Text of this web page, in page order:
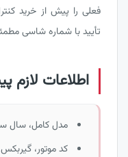
فعلی را پیش از خرید کنترل
تأیید با شماره شاسی
اطلاعات لازم
مدل کامل، سال
کد موتور، گیربکس و